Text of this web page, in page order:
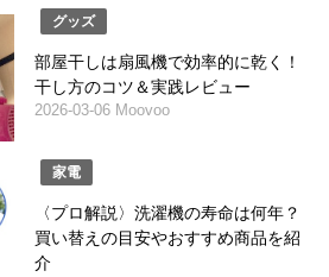
グッズ
部屋干しは扇風機で効率的に乾く！
干し方のコツ＆実践レビュー
2026-03-06 Moovoo
家電
〈プロ解説〉洗濯機の寿命は何年？
買い替えの目安やおすすめ商品を紹
介